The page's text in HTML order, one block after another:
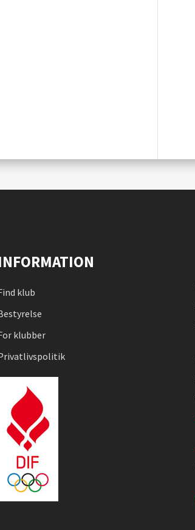
klub
klubber